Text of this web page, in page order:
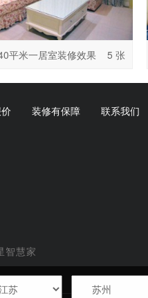
平米一居室装修效果
5 张
装修有保障 联系我们
智慧家